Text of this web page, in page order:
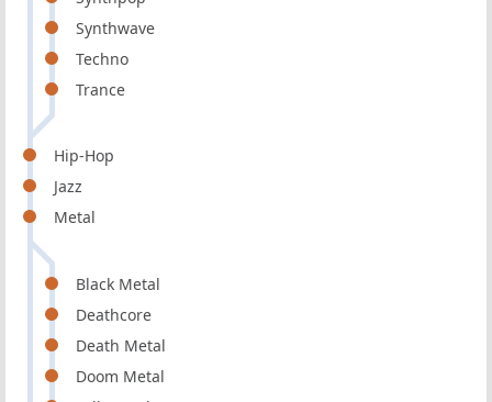
Synthwave
Techno
Trance
Hip-Hop
Jazz
Metal
Black Metal
Deathcore
Death Metal
Doom Metal